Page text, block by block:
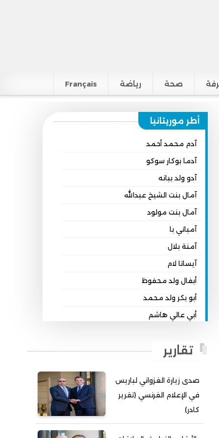
صحة رياضة Français
أطر موريتانيا
آدم محمد أحمد
آدما بوكار سوكو
آدو ولد ببانه
آمال بنت الشيخ عبدالله
آمال بنت مولود
آمباتي با
آمنة بلال
آيساتا لام
أبفال ولد محفوظ
أبو بكر ولد محمد
أبي عالي هاشم
أحمد بداه
أحمد زيدان ولد محمد محمود
أحمد سالم بكار
أحمد سالم ولد بده
تقارير
صدى زيارة الغزواني لباريس
في الإعلام الفرنسي (تقرير
كادر)